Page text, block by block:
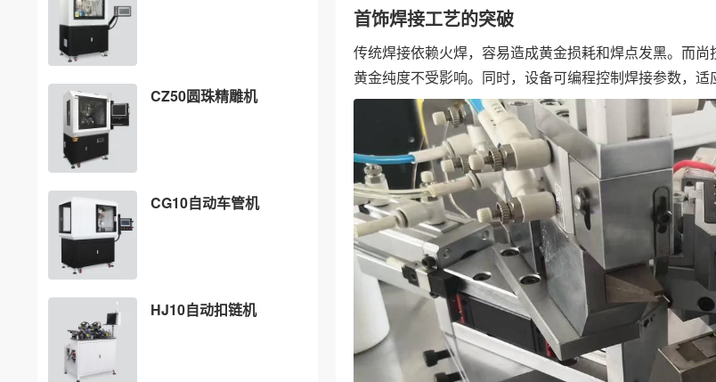
CZ50圆珠精雕机
CG10自动车管机
HJ10自动扣链机
首饰焊接工艺的突破
传统焊接依赖火焊，容易造成黄金损耗和焊点发黑。而
黄金纯度不受影响。同时，设备可编程控制焊接参数，